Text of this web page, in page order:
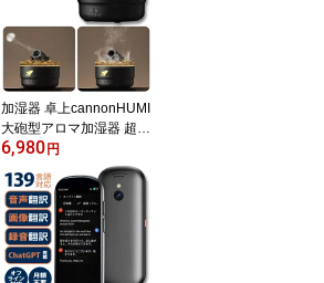
ーダンスストーブ キャン
プ アウトドア ソロキャ
ン 料理 レトロ ヴィンテ
ージ オシャレ日本製
加湿器 卓上cannonHUMI
大砲型アロマ加湿器 超音
波式 大容量 200ml アロ
マ対応 7色LED 静音 マイ
クロミスト 三段階タイマ
ー設定 スピード加湿 保
湿 乾燥対策 室内 寝室 イ
ンテリア デザイン家電
オシャレ カワイイ プレ
6,980 円